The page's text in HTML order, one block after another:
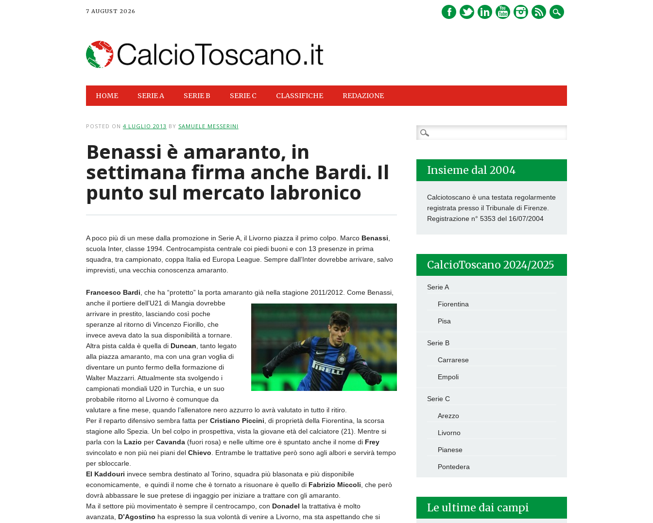
7 AUGUST 2026
Main menu
HOME SERIE A SERIE B SERIE C CLASSIFICHE REDAZIONE
POSTED ON 4 LUGLIO 2013 BY SAMUELE MESSERINI
Benassi è amaranto, in
settimana firma anche Bardi. Il
punto sul mercato labronico
A poco più di un mese dalla promozione in Serie A, il Livorno piazza il primo colpo. Marco Benassi,
scuola Inter, classe 1994. Centrocampista centrale coi piedi buoni e con 13 presenze in prima
squadra, tra campionato, coppa Italia ed Europa League. Sempre dall’Inter dovrebbe arrivare, salvo
imprevisti, una vecchia conoscenza amaranto.
Francesco Bardi, che ha “protetto” la porta amaranto già nella stagione 2011/2012. Come Benassi,
anche il portiere dell’U21 di Mangia dovrebbe
arrivare in prestito, lasciando così poche
speranze al ritorno di Vincenzo Fiorillo, che
invece aveva dato la sua disponibilità a tornare.
Altra pista calda è quella di Duncan, tanto legato
alla piazza amaranto, ma con una gran voglia di
diventare un punto fermo della formazione di
Walter Mazzarri. Attualmente sta svolgendo i
campionati mondiali U20 in Turchia, e un suo
probabile ritorno al Livorno è comunque da
valutare a fine mese, quando l’allenatore nero azzurro lo avrà valutato in tutto il ritiro.
Per il reparto difensivo sembra fatta per Cristiano Piccini, di proprietà della Fiorentina, la scorsa
stagione allo Spezia. Un bel colpo in prospettiva, vista la giovane età del calciatore (21). Mentre si
parla con la Lazio per Cavanda (fuori rosa) e nelle ultime ore è spuntato anche il nome di Frey
svincolato e non più nei piani del Chievo. Entrambe le trattative però sono agli albori e servirà tempo
per sbloccarle.
El Kaddouri invece sembra destinato al Torino, squadra più blasonata e più disponibile
economicamente, e quindi il nome che è tornato a risuonare è quello di Fabrizio Miccoli, che però
dovrà abbassare le sue pretese di ingaggio per iniziare a trattare con gli amaranto.
Ma il settore più movimentato è sempre il centrocampo, con Donadel la trattativa è molto
avanzata, D’Agostino ha espresso la sua volontà di venire a Livorno, ma sta aspettando che si
Ricerca
per:
Insieme dal 2004
Calciotoscano è una testata regolarmente
registrata presso il Tribunale di Firenze.
Registrazione n° 5353 del 16/07/2004
CalcioToscano 2024/2025
Serie A
Fiorentina
Pisa
Serie B
Carrarese
Empoli
Serie C
Arezzo
Livorno
Pianese
Pontedera
Le ultime dai campi